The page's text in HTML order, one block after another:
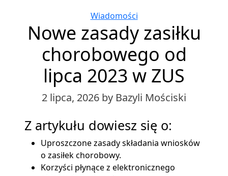
Categories
Wiadomości
Nowe zasady zasiłku
chorobowego od
lipca 2023 w ZUS
2 lipca, 2026 by Bazyli Mościski
Z artykułu dowiesz się o:
Uproszczone zasady składania wniosków
o zasiłek chorobowy.
Korzyści płynące z elektronicznego